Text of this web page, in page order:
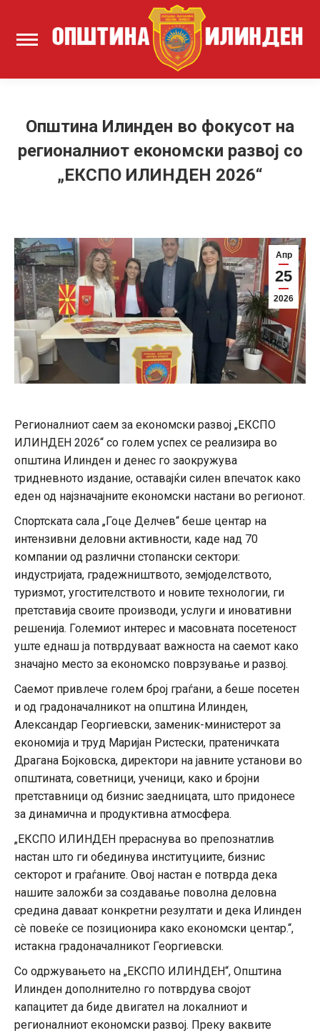
Општина Илинден во фокусот на
регионалниот економски развој со
„ЕКСПО ИЛИНДЕН 2026“
Апр
25
2026
Регионалниот саем за економски развој „ЕКСПО
ИЛИНДЕН 2026“ со голем успех се реализира во
општина Илинден и денес го заокружува
тридневното издание, оставајќи силен впечаток како
еден од најзначајните економски настани во регионот.
Спортската сала „Гоце Делчев“ беше центар на
интензивни деловни активности, каде над 70
компании од различни стопански сектори:
индустријата, градежништвото, земјоделството,
туризмот, угостителството и новите технологии, ги
претставија своите производи, услуги и иновативни
решенија. Големиот интерес и масовната посетеност
уште еднаш ја потврдуваат важноста на саемот како
значајно место за економско поврзување и развој.
Саемот привлече голем број граѓани, а беше посетен
и од градоначалникот на општина Илинден,
Александар Георгиевски, заменик-министерот за
економија и труд Маријан Ристески, пратеничката
Драгана Бојковска, директори на јавните установи во
општината, советници, ученици, како и бројни
претставници од бизнис заедницата, што придонесе
за динамична и продуктивна атмосфера.
„ЕКСПО ИЛИНДЕН прераснува во препознатлив
настан што ги обединува институциите, бизнис
секторот и граѓаните. Овој настан е потврда дека
нашите заложби за создавање поволна деловна
средина даваат конкретни резултати и дека Илинден
сè повеќе се позиционира како економски центар.“,
истакна градоначалникот Георгиевски.
Со одржувањето на „ЕКСПО ИЛИНДЕН“, Општина
Илинден дополнително го потврдува својот
капацитет да биде двигател на локалниот и
регионалниот економски развој. Преку ваквите